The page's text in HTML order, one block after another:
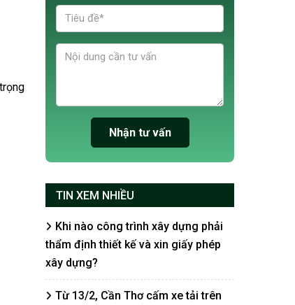
TIN XEM NHIỀU
Khi nào công trình xây dựng phải
thẩm định thiết kế và xin giấy phép
xây dựng?
Từ 13/2, Cần Thơ cấm xe tải trên